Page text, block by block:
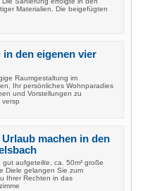
Materialien. Die beigefügten
in den eigenen vier
Raumgestaltung im
Ihr persönliches Wohnparadies
und Vorstellungen zu
machen in den
aufgeteilte, ca. 50m² große
Diele gelangen Sie zum
Ihrer Rechten in das